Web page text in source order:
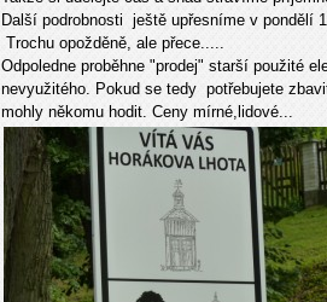
Další podrobnosti ještě upřesníme v pondělí
Trochu opožděně, ale přece.....
Odpoledne proběhne "prodej" starší použité
nevyužitého. Pokud se tedy potřebujete
mohly někomu hodit. Ceny